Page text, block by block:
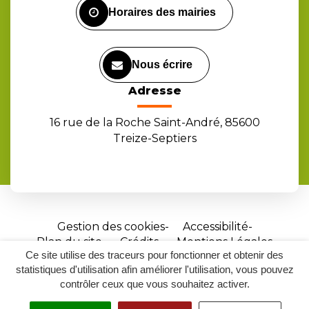
Ce site utilise des traceurs pour fonctionner et obtenir des
statistiques d'utilisation afin améliorer l'utilisation, vous pouvez
contrôler ceux que vous souhaitez activer.
Horaires des mairies
Nous écrire
Adresse
16 rue de la Roche Saint-André, 85600
Treize-Septiers
Gestion des cookies
Accessibilité
Plan du site
Crédits
Mentions Légales
Site
réalisé
par